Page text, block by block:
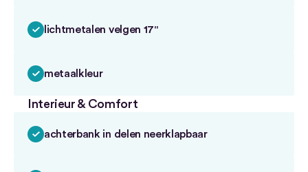
lichtmetalen velgen 17"
metaalkleur
Interieur & Comfort
achterbank in delen neerklapbaar